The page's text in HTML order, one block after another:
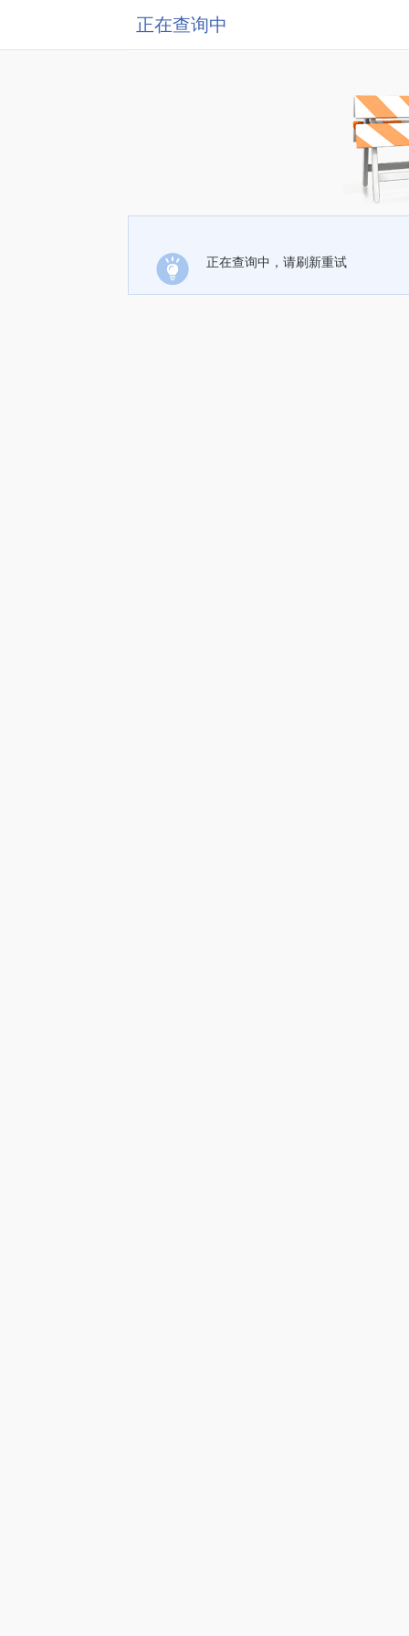
正在查询中
正在查询中，请刷新重试